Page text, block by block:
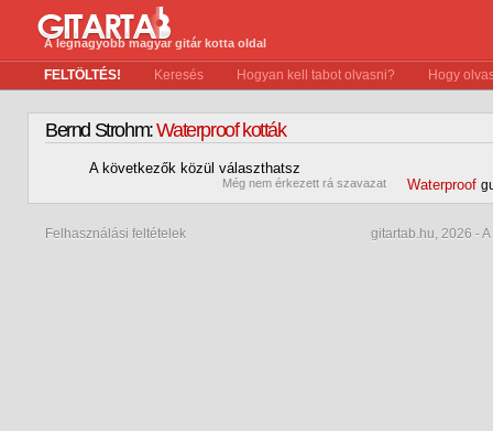
A legnagyobb magyar gitár kotta oldal
FELTÖLTÉS! Keresés Hogyan kell tabot olvasni? Hogy
Bernd Strohm:Waterproof kották
A következők közül választhatsz
Még nem érkezett rá szavazat Waterproof
Felhasználási feltételek gitartab.hu, 2026 -